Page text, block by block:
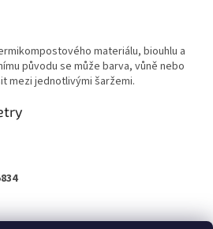
materiálu, biouhlu a
původu se může barva, vůně nebo
mezi jednotlivými šaržemi.